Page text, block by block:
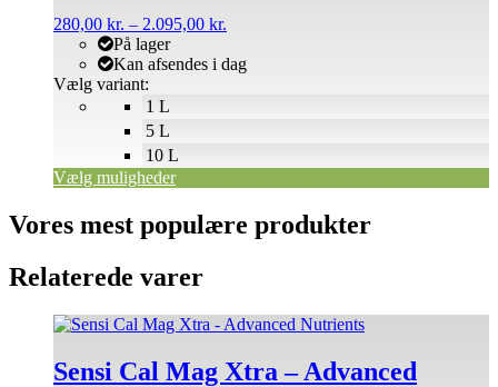
280,00 kr. – 2.095,00 kr.
til
På lager
Kan afsendes i dag
Vælg variant:
Vælg muligheder
Mulighederne
vælges
på
varesiden
1 L
5 L
10 L
Vores mest populære produkter
Relaterede varer
Sensi Cal Mag Xtra – Advanced
Dette
har
flere